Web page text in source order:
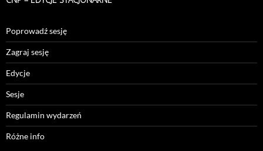
Poprowadź sesję
Zagraj sesję
Edycje
Sesje
Regulamin wydarzeń
Różne info